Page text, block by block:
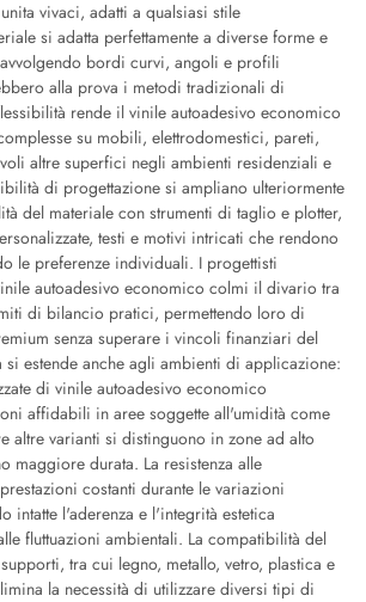
vivaci, adatti a qualsiasi stile
si adatta perfettamente a diverse forme e
bordi curvi, angoli e profili
alla prova i metodi tradizionali di
rende il vinile autoadesivo economico
su mobili, elettrodomestici, pareti,
altre superfici negli ambienti residenziali e
di progettazione si ampliano ulteriormente
del materiale con strumenti di taglio e plotter,
testi e motivi intricati che rendono
le preferenze individuali. I progettisti
autoadesivo economico colmi il divario tra
di bilancio pratici, permettendo loro di
senza superare i vincoli finanziari del
si estende anche agli ambienti di applicazione:
di vinile autoadesivo economico
affidabili in aree soggette all'umidità come
altre varianti si distinguono in zone ad alto
maggiore durata. La resistenza alle
costanti durante le variazioni
intatte l'aderenza e l'integrità estetica
fluttuazioni ambientali. La compatibilità del
tra cui legno, metallo, vetro, plastica e
la necessità di utilizzare diversi tipi di